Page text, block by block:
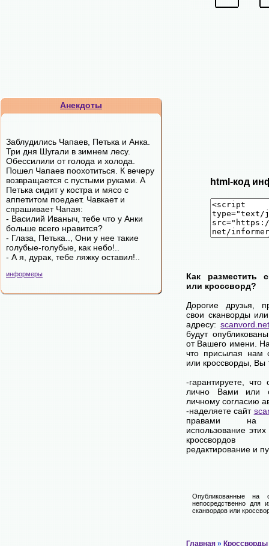
Анекдоты
Заблудились Чапаев, Петька и Анка.
Три дня Шугали в зимнем лесу.
Обессилили от голода и холода.
Пошел Чапаев поохотиться. К вечеру
возвращается с пустыми руками. А
Петька сидит у костра и мясо с
аппетитом поедает. Чавкает и
спрашивает Чапая:
- Василий Иваныч, тебе что у Анки
больше всего нравится?
- Глаза, Петька.., Они у нее такие
голубые-голубые, как небо!..
- А я, дурак, тебе ляжку оставил!..
информеры
html-код
Как разместить
или кроссворд?
Дорогие друзья,
свои сканворды
адресу:
будут
от Вашего имени.
что присылая нам
или кроссворды,
-гарантируете, что
лично Вами или
личному согласию
-наделяете сайт
правами на
использование
редактирование и
Опубликованные на
непосредственно для
сканвордов или
Главная » Кроссворды